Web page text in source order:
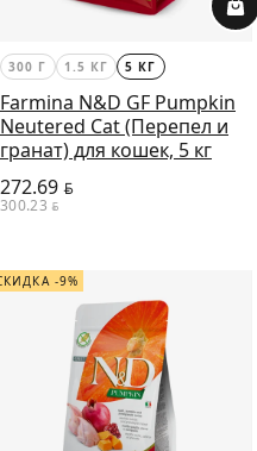
300 Г 1.5 КГ 5 КГ
Farmina N&D GF Pumpkin
Neutered Cat (Перепел и
гранат) для кошек, 5 кг
272.69 BYN
300.23 BYN
-9%